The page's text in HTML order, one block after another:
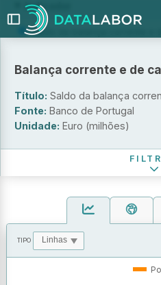
TIPO
Balança corrente e de
Título: Saldo da balança
Fonte: Banco de Portugal
Unidade: Euro (milhões)
Indicador
Saldo da balança corrente e
Unidade
Euro (milhões)
Percentagem do PIB (%)